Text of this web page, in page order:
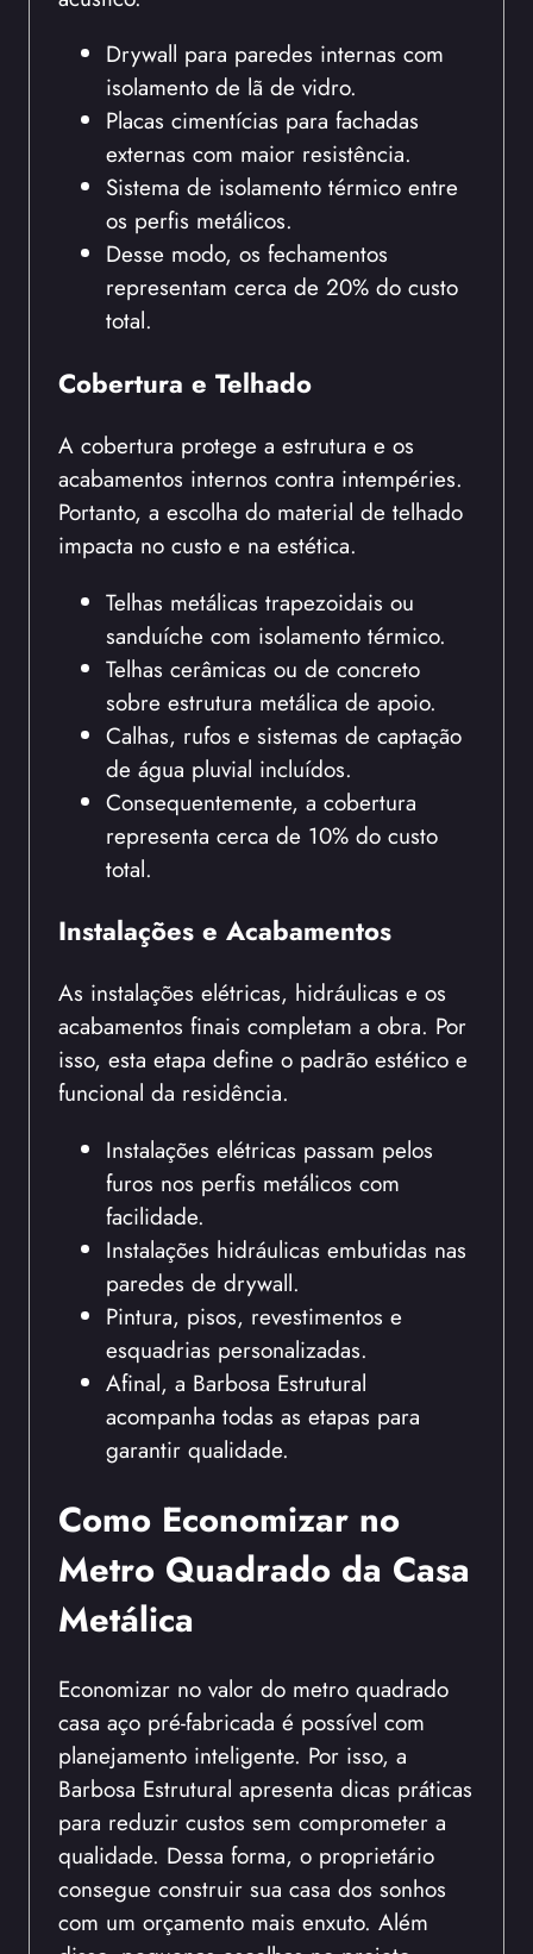
Drywall para paredes internas com
isolamento de lã de vidro.
Placas cimentícias para fachadas
externas com maior resistência.
Sistema de isolamento térmico entre
os perfis metálicos.
Desse modo, os fechamentos
representam cerca de 20% do custo
total.
Cobertura e Telhado
A cobertura protege a estrutura e os
acabamentos internos contra intempéries.
Portanto, a escolha do material de telhado
impacta no custo e na estética.
Telhas metálicas trapezoidais ou
sanduíche com isolamento térmico.
Telhas cerâmicas ou de concreto
sobre estrutura metálica de apoio.
Calhas, rufos e sistemas de captação
de água pluvial incluídos.
Consequentemente, a cobertura
representa cerca de 10% do custo
total.
Instalações e Acabamentos
As instalações elétricas, hidráulicas e os
acabamentos finais completam a obra. Por
isso, esta etapa define o padrão estético e
funcional da residência.
Instalações elétricas passam pelos
furos nos perfis metálicos com
facilidade.
Instalações hidráulicas embutidas nas
paredes de drywall.
Pintura, pisos, revestimentos e
esquadrias personalizadas.
Afinal, a Barbosa Estrutural
acompanha todas as etapas para
garantir qualidade.
Como Economizar no
Metro Quadrado da Casa
Metálica
Economizar no valor do metro quadrado
casa aço pré-fabricada é possível com
planejamento inteligente. Por isso, a
Barbosa Estrutural apresenta dicas práticas
para reduzir custos sem comprometer a
qualidade. Dessa forma, o proprietário
consegue construir sua casa dos sonhos
com um orçamento mais enxuto. Além